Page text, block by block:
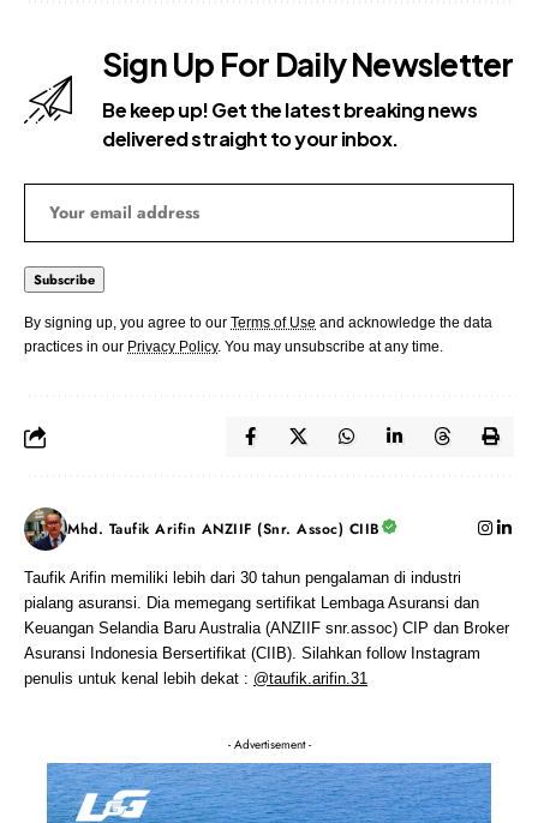
Sign Up For Daily Newsletter
Be keep up! Get the latest breaking news
delivered straight to your inbox.
By signing up, you agree to our Terms of Use and acknowledge the data
practices in our Privacy Policy. You may unsubscribe at any time.
Mhd. Taufik Arifin ANZIIF (Snr. Assoc) CIIB
Taufik Arifin memiliki lebih dari 30 tahun pengalaman di industri
pialang asuransi. Dia memegang sertifikat Lembaga Asuransi dan
Keuangan Selandia Baru Australia (ANZIIF snr.assoc) CIP dan Broker
Asuransi Indonesia Bersertifikat (CIIB). Silahkan follow Instagram
penulis untuk kenal lebih dekat : @taufik.arifin.31
- Advertisement -